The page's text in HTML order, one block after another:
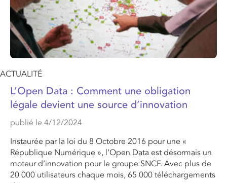
ACTUALITÉ
L’Open Data : Comment une obligation
légale devient une source d’innovation
publié le 4/12/2024
Instaurée par la loi du 8 Octobre 2016 pour une «
République Numérique », l’Open Data est désormais un
moteur d’innovation pour le groupe SNCF. Avec plus de
20 000 utilisateurs chaque mois, 65 000 téléchargements